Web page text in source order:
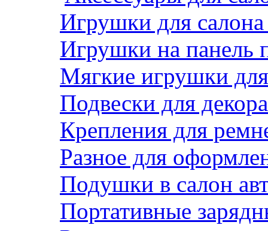
Игрушки для
Игрушки на панель
Мягкие игрушки
Подвески для декора
Крепления для
Разное для
Подушки в салон
Портативные